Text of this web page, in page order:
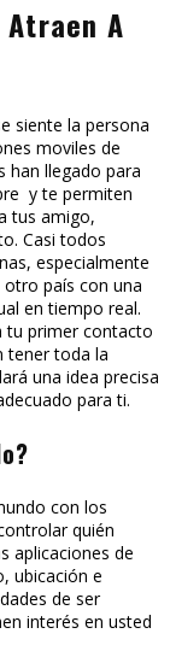
Atraen A
siente la persona
moviles de
han llegado para
y te permiten
tus amigo,
Casi todos
especialmente
país con una
en tiempo real.
tu primer contacto
tener toda la
una idea precisa
para ti.
con los
quién
aplicaciones de
ubicación e
de ser
interés en usted